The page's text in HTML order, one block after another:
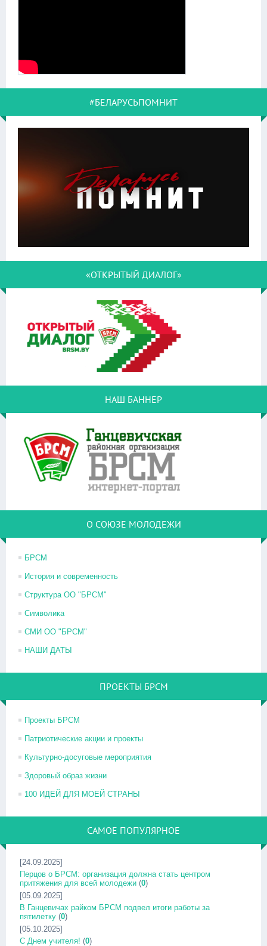
#БЕЛАРУСЬПОМНИТ
«ОТКРЫТЫЙ ДИАЛОГ»
НАШ БАННЕР
О СОЮЗЕ МОЛОДЕЖИ
БРСМ
История и современность
Структура ОО "БРСМ"
Символика
СМИ ОО "БРСМ"
НАШИ ДАТЫ
ПРОЕКТЫ БРСМ
Проекты БРСМ
Патриотические акции и проекты
Культурно-досуговые мероприятия
Здоровый образ жизни
100 ИДЕЙ ДЛЯ МОЕЙ СТРАНЫ
САМОЕ ПОПУЛЯРНОЕ
[24.09.2025]
Перцов о БРСМ: организация должна стать центром
притяжения для всей молодежи (0)
[05.09.2025]
В Ганцевичах райком БРСМ подвел итоги работы за
пятилетку (0)
[05.10.2025]
С Днем учителя! (0)